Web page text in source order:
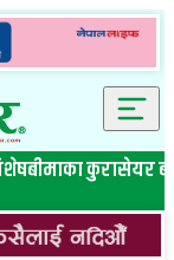
बीमाका कुरासेयर